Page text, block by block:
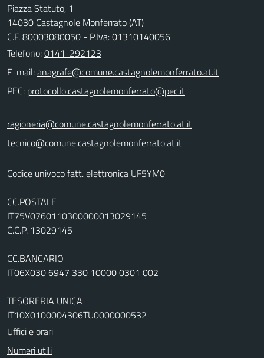
Piazza Statuto, 1
14030 Castagnole Monferrato (AT)
C.F. 80003080050 - P.Iva: 01310140056
Telefono:0141-292123
E-mail:
PEC:
ragioneria@comune.castagnolemonferrato.at.it
tecnico@comune.castagnolemonferrato.at.it
Codice univoco fatt. elettronica UF5YM0
CC.POSTALE
IT75V0760110300000013029145
C.C.P. 13029145
CC.BANCARIO
IT06X030 6947 330 10000 0301 002
TESORERIA UNICA
IT10X0100004306TU0000000532
Uffici e orari
Numeri utili